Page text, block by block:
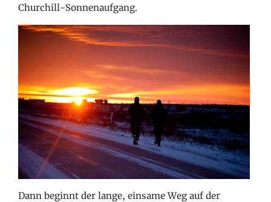
Churchill-Sonnenaufgang.
Dann beginnt der lange, einsame Weg auf der